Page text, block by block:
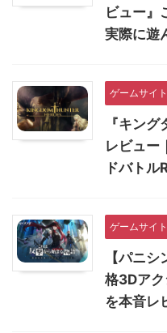
ビュー』
実際に遊
ゲームサイト
『キン
レビュー
ドバトル
ゲームサイト
【パニ
格3Dア
を本音レ